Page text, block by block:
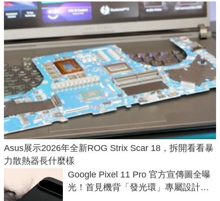
Asus展示2026年全新ROG Strix Scar 18，拆開看看暴
力散熱器長什麼樣
Google Pixel 11 Pro 官方宣傳圖全曝
光！首見機背「發光環」專屬設計、